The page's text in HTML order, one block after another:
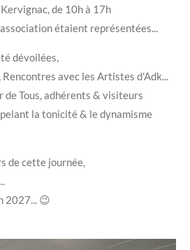
de 10h à 17h
étaient représentées...
dévoilées,
avec les Artistes d'Adk...
de Tous, adhérents & visiteurs
la tonicité & le dynamisme
de cette journée,
2027... 😉